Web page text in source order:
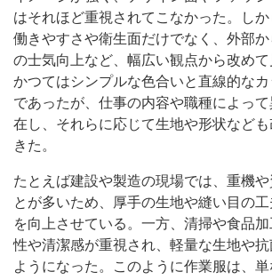
はそれほど重視されてこなかった。し
働きやすさや衛生面だけでなく、外部
の士気向上など、幅広い観点から改めて
かつてはシンプルな色合いと直線的な
であったが、仕事の内容や職種によっ
在し、それらに応じて生地や形状など
きた。
たとえば建設や製造の現場では、重機
とが多いため、厚手の生地や縫い目の
を向上させている。一方、清掃や食品
性や清潔感が重視され、軽量な生地や
ようになった。このように作業服は、